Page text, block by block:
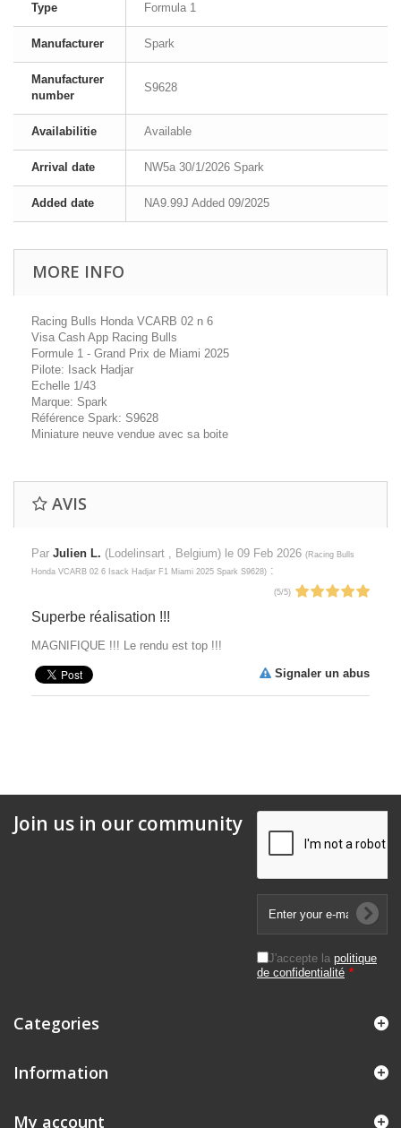
Type Formula 1
Manufacturer Spark
Manufacturer
number
S9628
Availabilitie Available
Arrival date NW5a 30/1/2026 Spark
Added date NA9.99J Added 09/2025
MORE INFO
Racing Bulls Honda VCARB 02 n 6
Visa Cash App Racing Bulls
Formule 1 - Grand Prix de Miami 2025
Pilote: Isack Hadjar
Echelle 1/43
Marque: Spark
Référence Spark: S9628
Miniature neuve vendue avec sa boite
AVIS
Par Julien L. (Lodelinsart , Belgium) le 09 Feb 2026 (Racing Bulls
Honda VCARB 02 6 Isack Hadjar F1 Miami 2025 Spark S9628) :
(5/5)
Superbe réalisation !!!
MAGNIFIQUE !!! Le rendu est top !!!
Signaler un abus
Join us in our community
J'accepte la politique
de confidentialité *
Categories
Information
My account